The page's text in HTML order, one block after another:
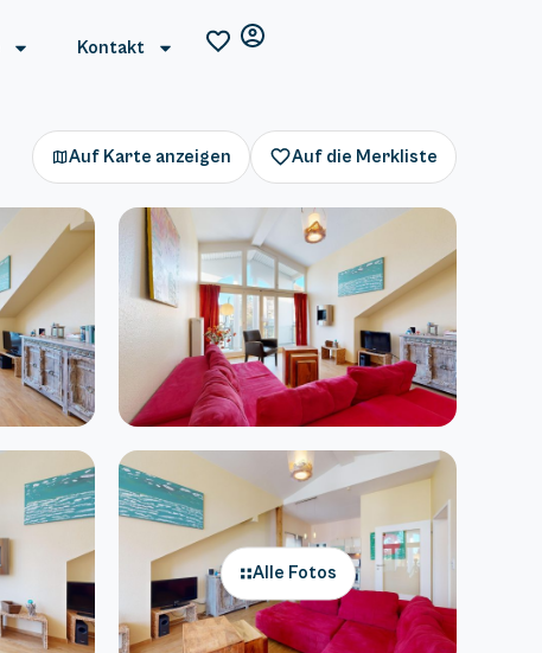
Kontakt
Auf Karte anzeigen Auf die Merkliste
Alle Fotos